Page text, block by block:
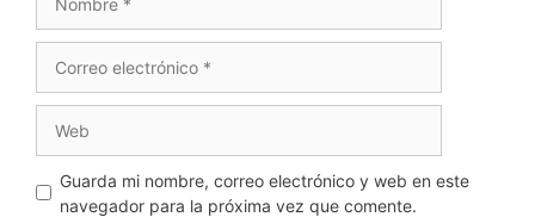
electrónico
Guarda mi nombre, correo electrónico y web en este
navegador para la próxima vez que comente.